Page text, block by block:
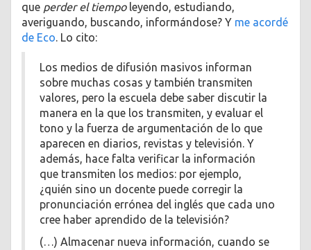
que perder el tiempoleyendo, estudiando,
averiguando, buscando, informándose? Y me acordé
de Eco. Lo cito:
Los medios de difusión masivos informan
sobre muchas cosas y también transmiten
valores, pero la escuela debe saber discutir la
manera en la que los transmiten, y evaluar el
tono y la fuerza de argumentación de lo que
aparecen en diarios, revistas y televisión. Y
además, hace falta verificar la información
que transmiten los medios: por ejemplo,
¿quién sino un docente puede corregir la
pronunciación errónea del inglés que cada uno
cree haber aprendido de la televisión?
(…) Almacenar nueva información, cuando se